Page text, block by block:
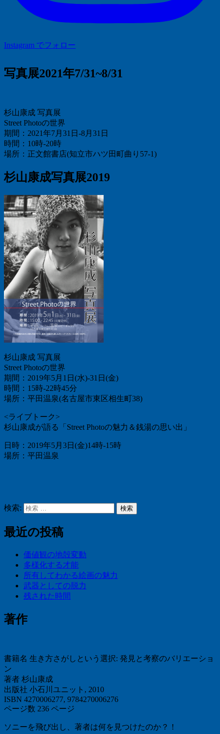
Instagram でフォロー
写真展2021年7/31~8/31
杉山康成 写真展
Street Photoの世界
期間：2021年7月31日-8月31日
時間：10時-20時
場所：正文館書店(知立市ハツ田町曲り57-1)
杉山康成写真展2019
杉山康成 写真展
Street Photoの世界
期間：2019年5月1日(水)-31日(金)
時間：15時-22時45分
場所：平田温泉(名古屋市東区相生町38)
<ライブトーク>
杉山康成が語る「Street Photoの魅力＆銭湯の思い出」
日時：2019年5月3日(金)14時-15時
場所：平田温泉
検索: 検索
最近の投稿
価値観の地殻変動
多様化する才能
所有してわかる絵画の魅力
武器としての脱力
残された時間
著作
書籍名 生き方さがしという選択: 発見と考察のバリエーショ
ン
著者 杉山康成
出版社 小石川ユニット, 2010
ISBN 4270006277, 9784270006276
ページ数 236 ページ
ソニーを飛び出し、著者は何を見つけたのか？！